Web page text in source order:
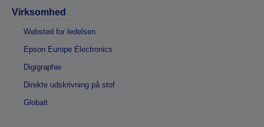
Virksomhed
Websted for ledelsen
Epson Europe Electronics
Digigraphie
Direkte udskrivning på stof
Globalt